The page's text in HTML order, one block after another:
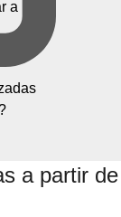
a
a partir de